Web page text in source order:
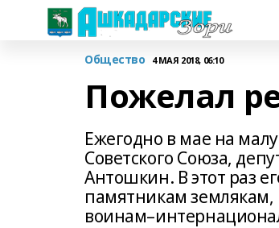
Общество 4 МАЯ 2018, 06:10
Пожелал
Ежегодно в мае на
Советского Союза,
Антошкин. В этот раз
памятникам